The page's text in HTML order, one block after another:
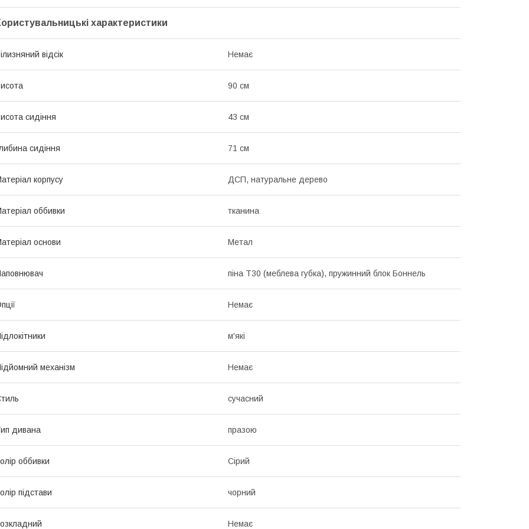
характеристики
відсік Немає
90 см
сидіння 43 см
сидіння 71 см
корпусу ДСП, натуральне дерево
оббивки тканина
основи Метал
піна T30 (меблева губка), пружинний блок Боннель
Немає
м'які
механізм Немає
сучасний
дивана празою
оббивки Сірий
підстави чорний
Немає